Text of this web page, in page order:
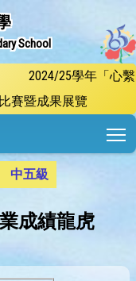
School
2024/25學年「心繫
賽暨成果展覽
中五級
成績龍虎